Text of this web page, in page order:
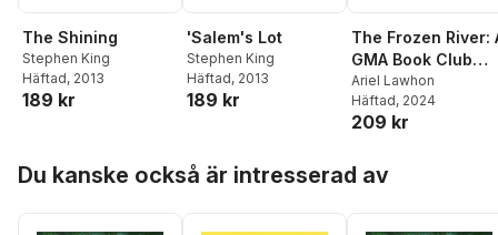
The Shining
Stephen King
Häftad, 2013
189 kr
'Salem's Lot
Stephen King
Häftad, 2013
189 kr
The Frozen River:
GMA Book Club
Pick
Ariel Lawhon
Häftad, 2024
209 kr
Du kanske också är intresserad av